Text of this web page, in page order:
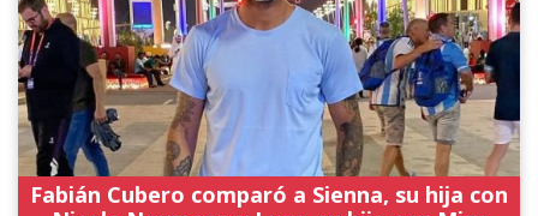
Fabián Cubero comparó a Sienna, su hija con